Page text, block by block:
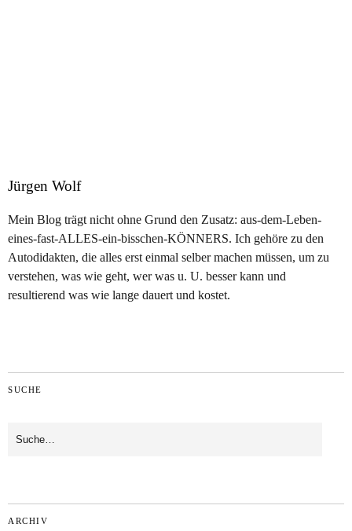
Jürgen Wolf
Mein Blog trägt nicht ohne Grund den Zusatz: aus-dem-Leben-
eines-fast-ALLES-ein-bisschen-KÖNNERS. Ich gehöre zu den
Autodidakten, die alles erst einmal selber machen müssen, um zu
verstehen, was wie geht, wer was u. U. besser kann und
resultierend was wie lange dauert und kostet.
SUCHE
ARCHIV